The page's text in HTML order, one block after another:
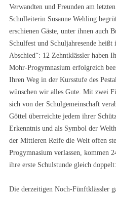
Verwandten und Freunden am
Schulleiterin Susanne Wehling
erschienen Gäste, unter ihnen auch
Schulfest und Schuljahresende
Abschied“: 12 Zehntklässler haben
Mohr-Progymnasium erfolgreich
Ihren Weg in der Kursstufe des
wünschen wir alles Gute. Mit zwei
sich von der Schulgemeinschaft
Göttel überreichte jedem ihrer
Erkenntnis und als Symbol der
der Mittleren Reife die Welt offen
Progymnasium verlassen, kommen
ihre erste Schulstunde gleich doppelt:
Die derzeitigen Noch-Fünftklässler